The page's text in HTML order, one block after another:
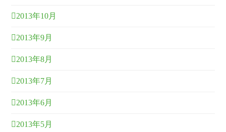
2013年10月
2013年9月
2013年8月
2013年7月
2013年6月
2013年5月